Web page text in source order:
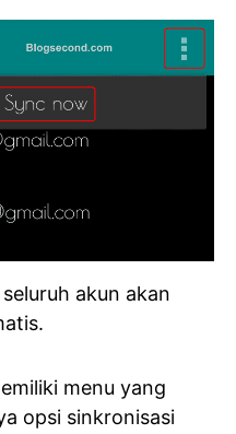
akun akan
menu yang
opsi sinkronisasi